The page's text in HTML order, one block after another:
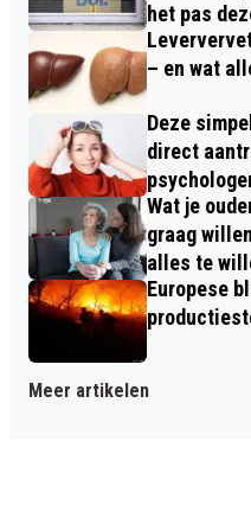
het pas
– en wat
Deze
direct
Wat je
graag
alles te
Europese
Meer artikelen